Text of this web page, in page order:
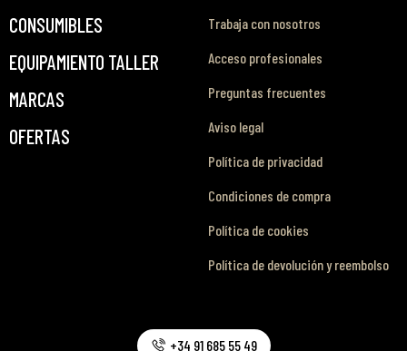
CONSUMIBLES
EQUIPAMIENTO TALLER
MARCAS
OFERTAS
Trabaja con nosotros
Acceso profesionales
Preguntas frecuentes
Aviso legal
Política de privacidad
Condiciones de compra
Política de cookies
Política de devolución y reembolso
+34 91 685 55 49